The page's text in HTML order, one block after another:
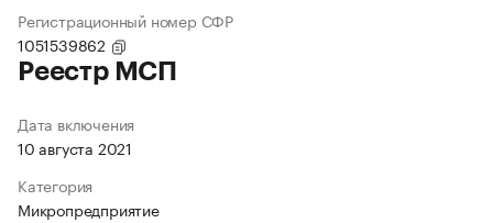
Регистрационный номер СФР
1051539862
Реестр МСП
Дата включения
10 августа 2021
Категория
Микропредприятие